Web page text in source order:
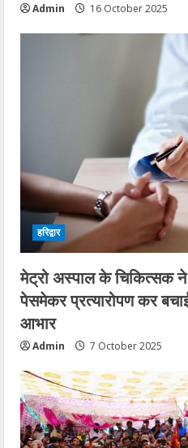
Admin 16 October 2025
हरिद्वार
मेट्रो अस्पाल के चिकित्सक ने
पेसमेकर प्रत्यारोपण कर
आभार
Admin 7 October 2025